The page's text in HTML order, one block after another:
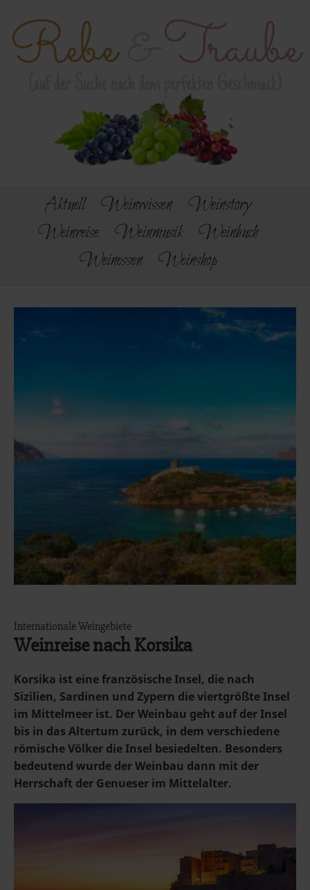
Aktuell Weinwissen
Weinstory
Weinreise
Weinmusik
Weinbuch
Weinessen
Weinshop
Internationale Weingebiete
Weinreise nach Korsika
Korsika ist eine französische Insel, die nach
Sizilien, Sardinen und Zypern die viertgrößte Insel
im Mittelmeer ist. Der Weinbau geht auf der Insel
bis in das Altertum zurück, in dem verschiedene
römische Völker die Insel besiedelten. Besonders
bedeutend wurde der Weinbau dann mit der
Herrschaft der Genueser im Mittelalter.